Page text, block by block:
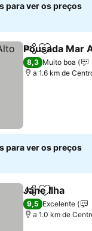
para ver os preços
PartilharAdicionar
Pousada Mar
8,3 Muito boa
a 1.6 km de
para ver os preços
PartilharAdicionar
Jane Ilha
9,5 Excelente
a 1.0 km de